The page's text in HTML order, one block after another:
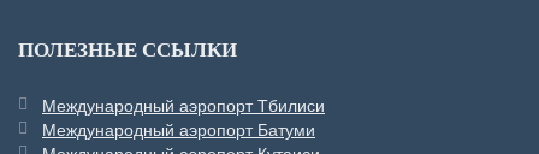
ПОЛЕЗНЫЕ ССЫЛКИ
Международный аэропорт Тбилиси
Международный аэропорт Батуми